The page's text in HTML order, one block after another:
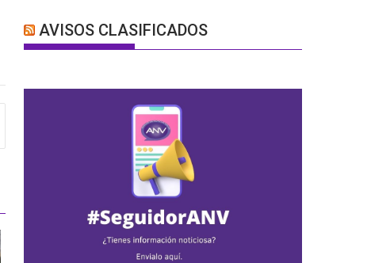
AVISOS CLASIFICADOS